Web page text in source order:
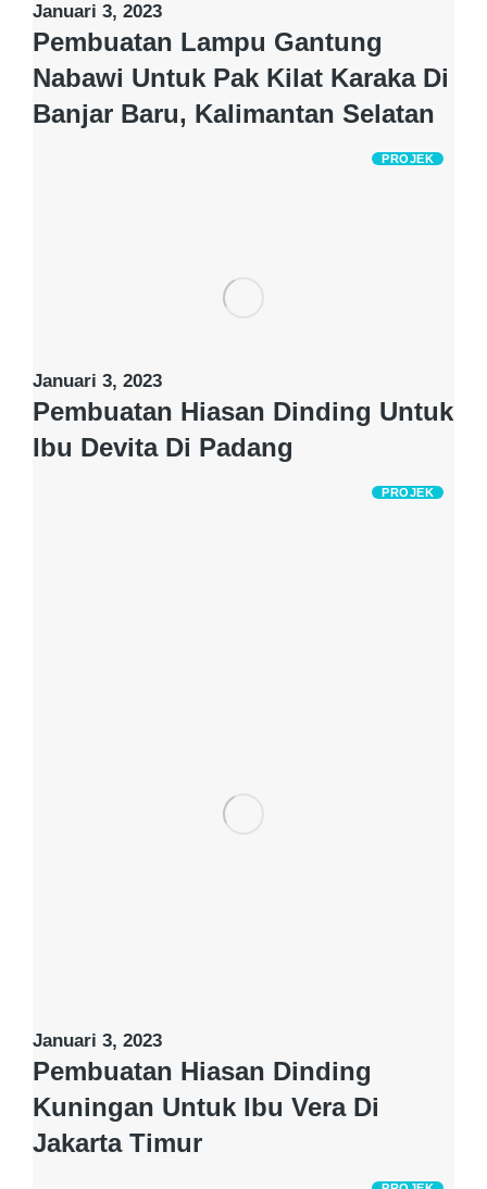
Januari 3, 2023
Pembuatan Lampu Gantung
Nabawi Untuk Pak Kilat Karaka Di
Banjar Baru, Kalimantan Selatan
PROJEK
Januari 3, 2023
Pembuatan Hiasan Dinding Untuk
Ibu Devita Di Padang
PROJEK
Januari 3, 2023
Pembuatan Hiasan Dinding
Kuningan Untuk Ibu Vera Di
Jakarta Timur